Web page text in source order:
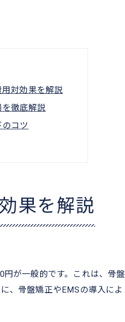
対効果を解説
徹底解説
コツ
期間の目安
体質へ導く方法
体質に変化
スを整える方法
を目指す理由
果を解説
が一般的です。これは、骨
、骨盤矯正やEMSの導入に